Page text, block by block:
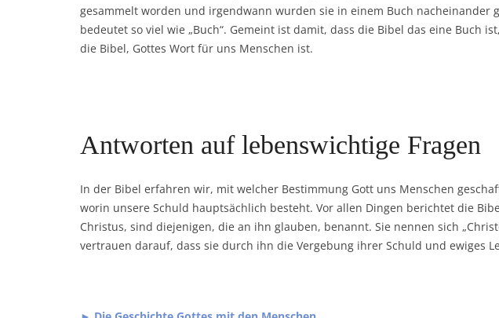
gesammelt worden und irgendwann wurden sie in einem Buch nacheinander
bedeutet so viel wie „Buch“. Gemeint ist damit, dass die Bibel das eine
die Bibel, Gottes Wort für uns Menschen ist.
Antworten auf lebenswichtige Fragen
In der Bibel erfahren wir, mit welcher Bestimmung Gott uns Menschen
worin unsere Schuld hauptsächlich besteht. Vor allen Dingen berichtet die
Christus, sind diejenigen, die an ihn glauben, benannt. Sie nennen sich
vertrauen darauf, dass sie durch ihn die Vergebung ihrer Schuld und ewiges